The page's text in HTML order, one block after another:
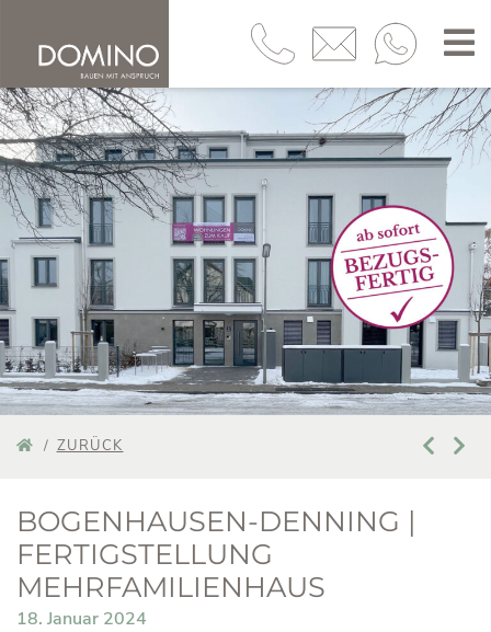
ZURÜCK
BOGENHAUSEN-DENNING |
FERTIGSTELLUNG
MEHRFAMILIENHAUS
18. Januar 2024